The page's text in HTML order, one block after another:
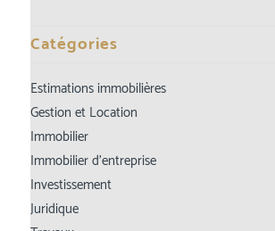
Catégories
Estimations immobilières
Gestion et Location
Immobilier
Immobilier d’entreprise
Investissement
Juridique